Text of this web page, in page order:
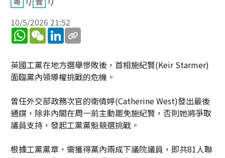
10/5/2026 21:52
WhatsApp
WeChatLinkedIn
英國工黨在地方選舉慘敗後，首相施紀賢(Keir Starmer)
面臨黨內領導權挑戰的危機。
曾任外交部政務次官的衛倩婷(Catherine West)發出最後
通牒，除非內閣在周一前主動罷免施紀賢，否則她將爭取
議員支持，發起工黨黨魁競選挑戰。
根據工黨黨章，需獲得黨內兩成下議院議員，即共81人聯